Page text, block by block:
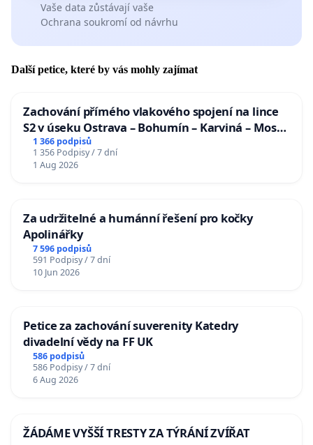
Vaše data zůstávají vaše
Ochrana soukromí od návrhu
Další petice, které by vás mohly zajímat
Zachování přímého vlakového spojení na lince
S2 v úseku Ostrava – Bohumín – Karviná – Mosty
u Jablunkova
1 366 podpisů
1 356 Podpisy / 7 dní
1 Aug 2026
Za udržitelné a humánní řešení pro kočky
Apolinářky
7 596 podpisů
591 Podpisy / 7 dní
10 Jun 2026
Petice za zachování suverenity Katedry
divadelní vědy na FF UK
586 podpisů
586 Podpisy / 7 dní
6 Aug 2026
ŽÁDÁME VYŠŠÍ TRESTY ZA TÝRÁNÍ ZVÍŘAT